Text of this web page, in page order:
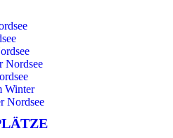
Nordsee
Winter
Nordsee